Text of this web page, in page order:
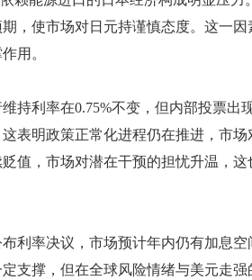
，使市场对日元持谨慎态度。这一因
用。
利率在0.75%不变，但内部投票出
表明政策正常化进程仍在推进，市场
值，市场对潜在干预的担忧升温，
率决议，市场预计年内仍有加息空
支撑，但在全球风险情绪与美元走